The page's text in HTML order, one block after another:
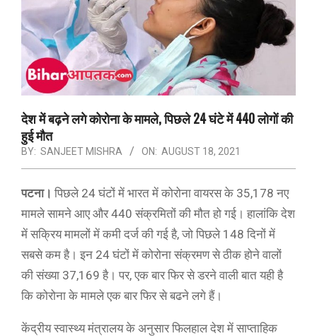
देश में बढ़ने लगे कोरोना के मामले, पिछले 24 घंटे में 440 लोगों की
हुई मौत
BY: SANJEET MISHRA ON: AUGUST 18, 2021
पटना। पिछले 24 घंटों में भारत में कोरोना वायरस के 35,178 नए
मामले सामने आए और 440 संक्रमितों की मौत हो गई। हालांकि देश
में सक्रिय मामलों में कमी दर्ज की गई है, जो पिछले 148 दिनों में
सबसे कम है। इन 24 घंटों में कोरोना संक्रमण से ठीक होने वालों
की संख्या 37,169 है। पर, एक बार फिर से डरने वाली बात यही है
कि कोरोना के मामले एक बार फिर से बढने लगे हैं।
केंद्रीय स्वास्थ्य मंत्रालय के अनुसार फिलहाल देश में साप्ताहिक